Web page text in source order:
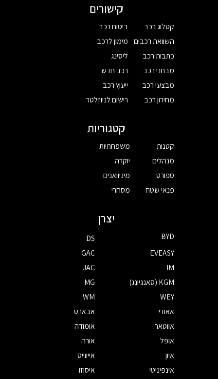
קישורים
קטלוג רכב
השוואת רכבים
כתבות רכב
מבחני רכב
מבצעי רכב
מחירון רכב
ביטוח רכב
מימון לרכב
ליסינג
רכב חדש
ייעוץ רכב
רישום לניוזלטר
קטגוריות
קטנות
מנהלים
ספורט
פנאי שטח
משפחתיות
יוקרה
מיניוואנים
מסחרי
יצרן
BYD
DS
EVEASY
GAC
IM
JAC
KGM (סאנגיונג)
MG
WEY
WM
אאודי
אבארט
אווטאר
אומודה
אופל
אורה
איון
אייווייס
אינפיניטי
איסוזו